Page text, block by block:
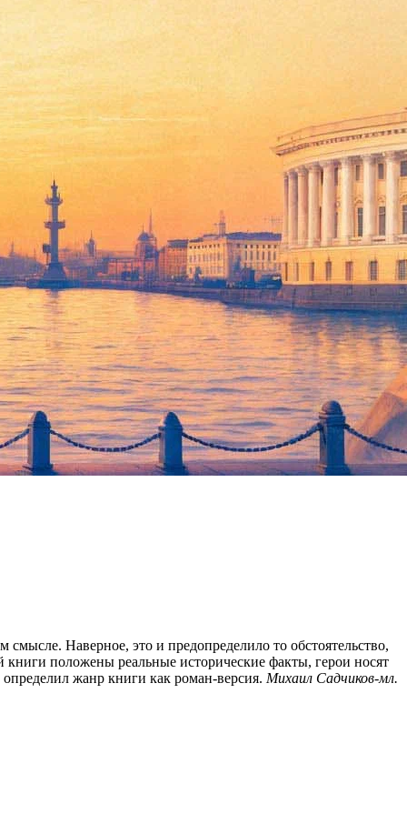
«Посол: Разорванный
Наверное, это и предопределило то обстоятельство,
положены реальные исторические факты, герои носят
жанр книги как роман-версия. Михаил Садчиков-мл.